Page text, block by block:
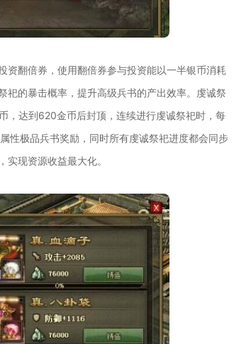
资翻倍券，使用翻倍券参与投资能以一半银币消耗
祀的暴击概率，提升高级兵书的产出效率。虔诚祭
，达到620金币后封顶，连续进行虔诚祭祀时，每
性极品兵书奖励，同时所有虔诚祭祀进度都会同步
现资源收益最大化。